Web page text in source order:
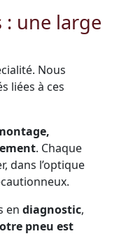
: une large
Nous
liées à ces
. Chaque
dans l’optique
en diagnostic,
pneu est